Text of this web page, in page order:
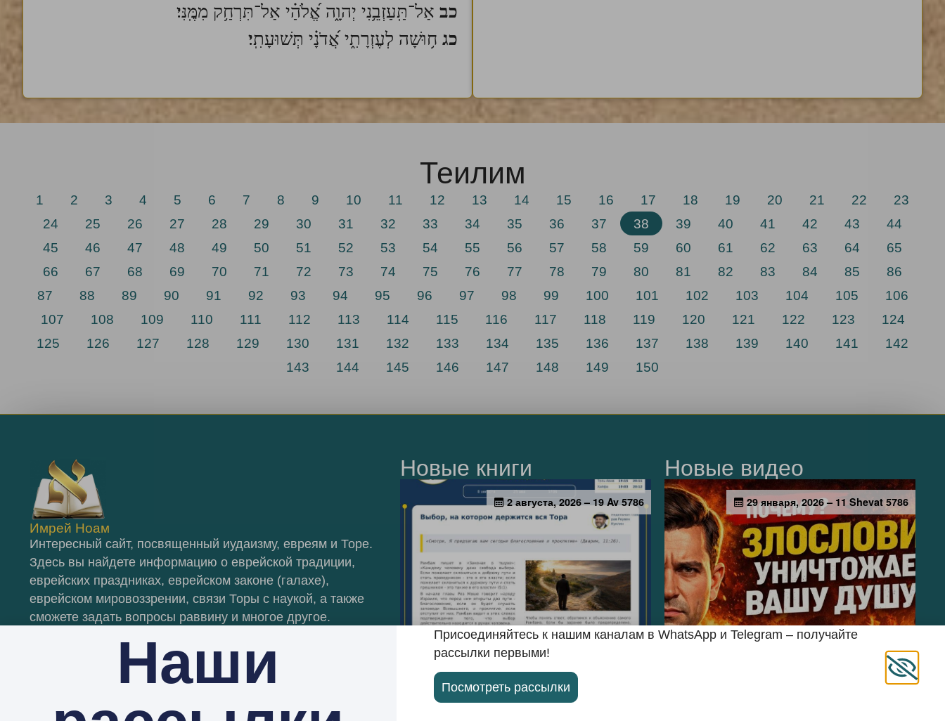
כב אַל־תַּֽעַזְבֵ֥נִי יְהוָ֑ה אֱ֝לֹהַ֗י אַל־תִּרְחַ֥ק מִמֶּֽנִּי׃
כג ח֥וּשָׁה לְעֶזְרָתִ֑י אֲ֝דֹנָ֗י תְּשׁוּעָתִֽי׃
Теилим
1 2 3 4 5 6 7 8 9 10 11 12 13 14 15 16 17 18 19 20 21 22
23
24
25 26 27 28 29 30 31 32 33 34 35 36 37 38 39 40 41 42 43
44
45
46 47 48 49 50 51 52 53 54 55 56 57 58 59 60 61 62 63 64
65
66
67 68 69 70 71 72 73 74 75 76 77 78 79 80 81 82 83 84 85
86
87
88 89 90 91 92 93 94 95 96 97 98 99 100 101 102 103 104 105
106
107
108 109 110 111 112 113 114 115 116 117 118 119 120 121 122 123
124
125
126 127 128 129 130 131 132 133 134 135 136 137 138 139 140 141
142
143
144 145 146 147 148 149 150
Имрей Ноам
Интересный сайт, посвященный иудаизму, евреям и Торе.
Здесь вы найдете информацию о еврейской традиции,
еврейских праздниках, еврейском законе (галахе),
еврейском мировоззрении, связи Торы с наукой, а также
сможете задать вопросы раввину и многое другое.
Новые книги Новые видео
Наши
Присоединяйтесь к нашим каналам в WhatsApp и Telegram – получайте
рассылки первыми!
Посмотреть рассылки